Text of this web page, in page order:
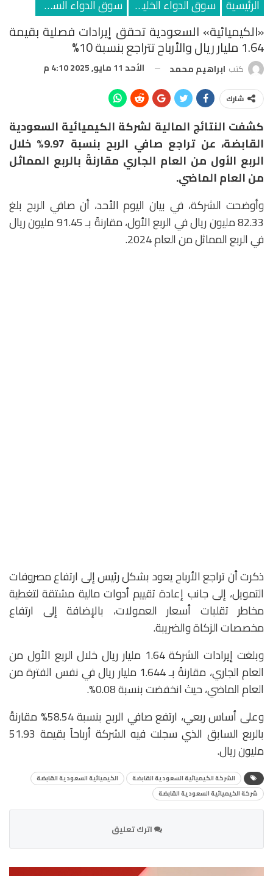
الرئيسية سوق الدواء الخليجي سوق الدواء السعودي
«الكيميائية» السعودية تحقق إيرادات فصلية بقيمة
1.64 مليار ريال والأرباح تتراجع بنسبة 10%
كتب ابراهيم محمد الأحد 11 مايو, 2025 4:10 م
شارك
كشفت النتائج المالية لشركة الكيميائية السعودية
القابضة، عن تراجع صافي الربح بنسبة 9.97% خلال
الربع الأول من العام الجاري مقارنةً بالربع المماثل
من العام الماضي.
وأوضحت الشركة، في بيان اليوم الأحد، أن صافي الربح بلغ
82.33 مليون ريال في الربع الأول، مقارنةً بـ 91.45 مليون ريال
في الربع المماثل من العام 2024.
ذكرت أن تراجع الأرباح يعود بشكل رئيس إلى ارتفاع مصروفات
التمويل، إلى جانب إعادة تقييم أدوات مالية مشتقة لتغطية
مخاطر تقلبات أسعار العمولات، بالإضافة إلى ارتفاع
مخصصات الزكاة والضريبة.
وبلغت إيرادات الشركة 1.64 مليار ريال خلال الربع الأول من
العام الجاري، مقارنةً بـ 1.644 مليار ريال في نفس الفترة من
العام الماضي، حيث انخفضت بنسبة 0.08%.
وعلى أساس ربعي، ارتفع صافي الربح بنسبة 58.54% مقارنةً
بالربع السابق الذي سجلت فيه الشركة أرباحاً بقيمة 51.93
مليون ريال.
الشركة الكيميائية السعودية القابضة
الكيميائية السعودية القابضة
شركة الكيميائية السعودية القابضة
اترك تعليق